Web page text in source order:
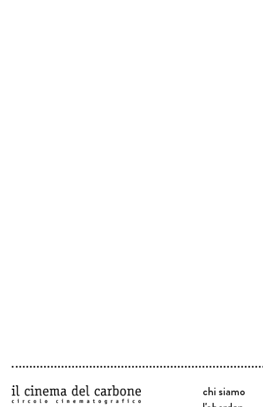
chi siamo